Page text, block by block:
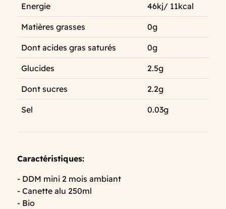
Energie 46kj/ 11kcal
Matières grasses 0g
Dont acides gras saturés 0g
Glucides 2.5g
Dont sucres 2.2g
Sel 0.03g
Caractéristiques:
- DDM mini 2 mois ambiant
- Canette alu 250ml
- Bio